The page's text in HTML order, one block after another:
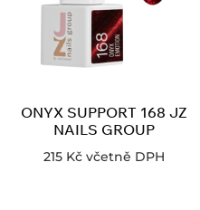
ONYX SUPPORT 168 JZ
NAILS GROUP
215 Kč včetně DPH